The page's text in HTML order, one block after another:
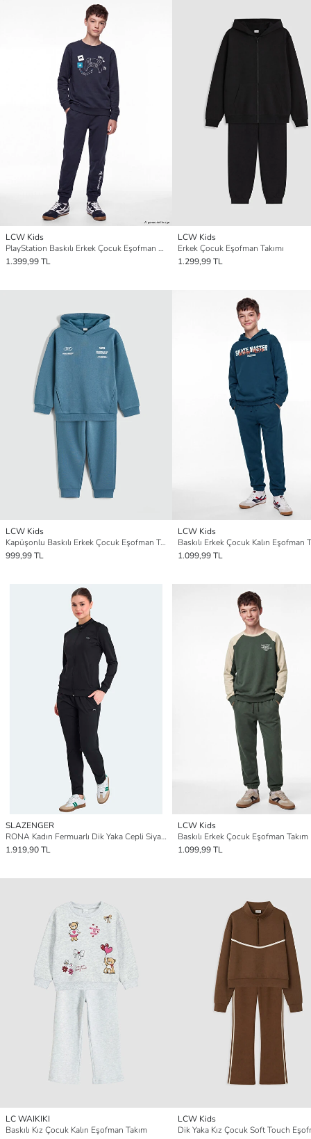
LCW Kids
PlayStation Baskılı Erkek Çocuk Eşofman Takımı
1.399,99 TL
LCW Kids
Erkek Çocuk Eşofman Takımı
1.299,99 TL
LCW Kids
Kapüşonlu Baskılı Erkek Çocuk Eşofman Takımı
999,99 TL
LCW Kids
Baskılı Erkek Çocuk Kalın Eşofman
1.099,99 TL
SLAZENGER
RONA Kadın Fermuarlı Dik Yaka Cepli Siyah Eşofman Takımı
1.919,90 TL
LCW Kids
Baskılı Erkek Çocuk Eşofman Takım
1.099,99 TL
LC WAIKIKI
Baskılı Kız Çocuk Kalın Eşofman Takım
LCW Kids